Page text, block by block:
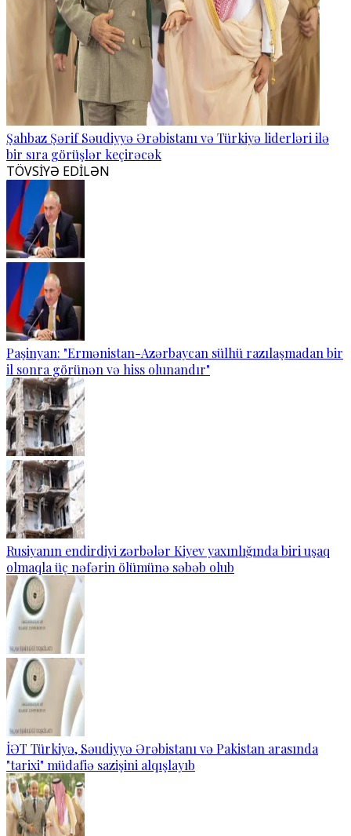
Şahbaz Şərif Səudiyyə Ərəbistanı və Türkiyə liderləri ilə
bir sıra görüşlər keçirəcək
TÖVSİYƏ EDİLƏN
Paşinyan: "Ermənistan-Azərbaycan sülhü razılaşmadan bir
il sonra görünən və hiss olunandır"
Rusiyanın endirdiyi zərbələr Kiyev yaxınlığında biri uşaq
olmaqla üç nəfərin ölümünə səbəb olub
İƏT Türkiyə, Səudiyyə Ərəbistanı və Pakistan arasında
"tarixi" müdafiə sazişini alqışlayıb